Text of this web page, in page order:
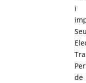
i
de